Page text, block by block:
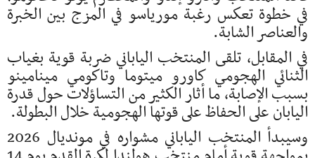
في خطوة تعكس رغبة مورياسو في المزج بين الخبرة
والعناصر الشابة.
في المقابل، تلقى المنتخب الياباني ضربة قوية بغياب
الثنائي الهجومي كاورو ميتوماوتاكومي مينامينو
بسبب الإصابة، ما أثار الكثير من التساؤلات حول قدرة
اليابان على الحفاظ على قوتها الهجومية خلال البطولة.
وسيبدأ المنتخب الياباني مشواره في مونديال 2026